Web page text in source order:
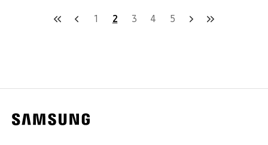
1 2 3 4 5